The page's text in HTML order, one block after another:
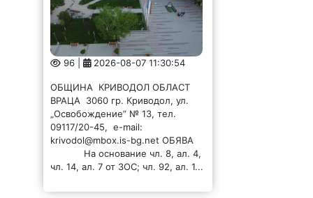
96 | 2026-08-07 11:30:54
ОБЩИНА КРИВОДОЛ ОБЛАСТ
ВРАЦА 3060 гр. Криводол, ул.
„Освобождение” № 13, тел.
09117/20-45, e-mail:
krivodol@mbox.is-bg.net ОБЯВА
На основание чл. 8, ал. 4,
чл. 14, ал. 7 от ЗОС; чл. 92, ал. 1...